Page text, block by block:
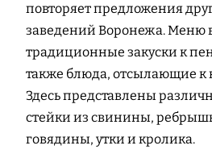
повторяет предложения
заведений Воронежа. Меню
традиционные закуски к
также блюда, отсылающие к
Здесь представлены
стейки из свинины,
говядины, утки и кролика.